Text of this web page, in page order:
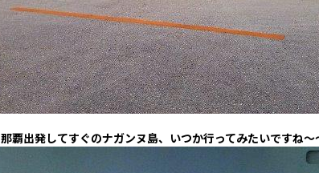
那覇出発してすぐのナガンヌ島、いつか行ってみたいですね～